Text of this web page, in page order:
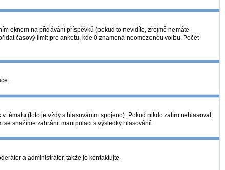
oknem na přidávání příspěvků (pokud to nevidíte, zřejmě nemáte
časový limit pro anketu, kde 0 znamená neomezenou volbu. Počet
tématu (toto je vždy s hlasováním spojeno). Pokud nikdo zatím nehlasoval,
se snažíme zabránit manipulaci s výsledky hlasování.
a administrátor, takže je kontaktujte.